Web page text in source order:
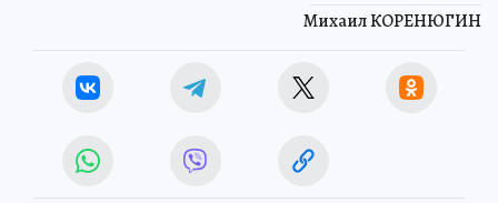
Михаил КОРЕНЮГИН